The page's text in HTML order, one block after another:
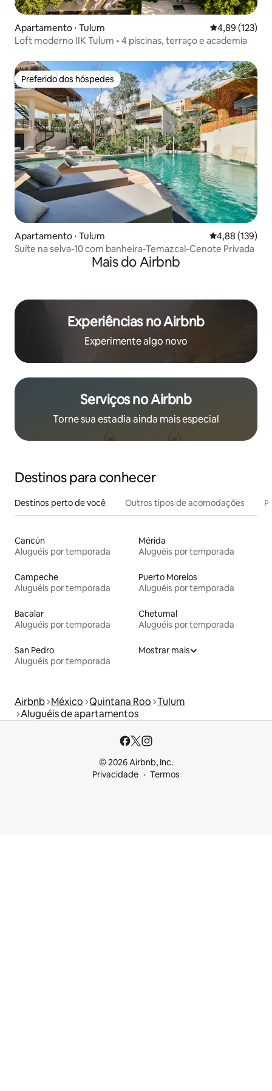
Apartamento ⋅ Tulum 4,89 de uma
4,89 (123)
Loft moderno IIK Tulum • 4 piscinas, terraço e academia
Preferido dos hóspedes
Preferido dos hóspedes
Apartamento ⋅ Tulum 4,88 de uma
4,88 (139)
Suíte na selva-10 com banheira-Temazcal-Cenote Privada
Mais do Airbnb
Experiências no Airbnb
Experimente algo novo
Serviços no Airbnb
Torne sua estadia ainda mais especial
Destinos para conhecer
Destinos perto de você Outros tipos de acomodações
Cancún
Aluguéis por temporada
Mérida
Aluguéis por temporada
Campeche
Aluguéis por temporada
Puerto Morelos
Aluguéis por temporada
Bacalar
Aluguéis por temporada
Chetumal
Aluguéis por temporada
San Pedro
Aluguéis por temporada
Mostrar mais
Airbnb México Quintana Roo Tulum
Aluguéis de apartamentos
© 2026 Airbnb, Inc.
Privacidade
Termos